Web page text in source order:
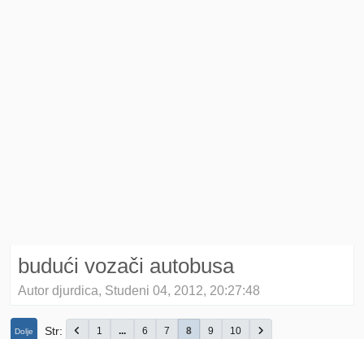
budući vozači autobusa
Autor djurdica, Studeni 04, 2012, 20:27:48
Dolje Str 1 ... 6 7 8 9 10